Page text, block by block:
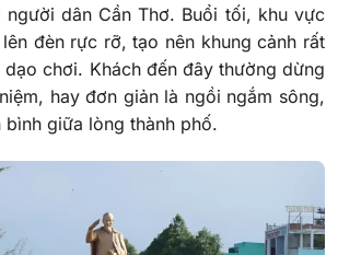
người dân Cần Thơ. Buổi tối, khu vực
đèn rực rỡ, tạo nên khung cảnh rất
chơi. Khách đến đây thường dừng
hay đơn giản là ngồi ngắm sông,
bình giữa lòng thành phố.